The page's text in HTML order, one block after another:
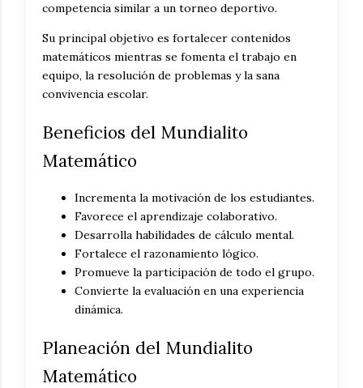
competencia similar a un torneo deportivo.
Su principal objetivo es fortalecer contenidos
matemáticos mientras se fomenta el trabajo en
equipo, la resolución de problemas y la sana
convivencia escolar.
Beneficios del Mundialito
Matemático
Incrementa la motivación de los estudiantes.
Favorece el aprendizaje colaborativo.
Desarrolla habilidades de cálculo mental.
Fortalece el razonamiento lógico.
Promueve la participación de todo el grupo.
Convierte la evaluación en una experiencia
dinámica.
Planeación del Mundialito
Matemático